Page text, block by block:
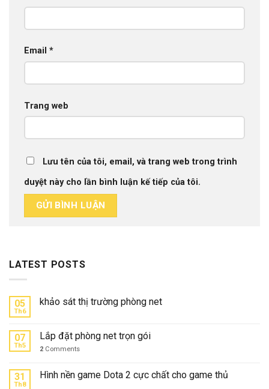
Email *
Trang web
Lưu tên của tôi, email, và trang web trong trình
duyệt này cho lần bình luận kế tiếp của tôi.
LATEST POSTS
05
Th6
khảo sát thị trường phòng net
07
Th5
Lắp đặt phòng net trọn gói
2 Comments
31
Th8
Hình nền game Dota 2 cực chất cho game thủ